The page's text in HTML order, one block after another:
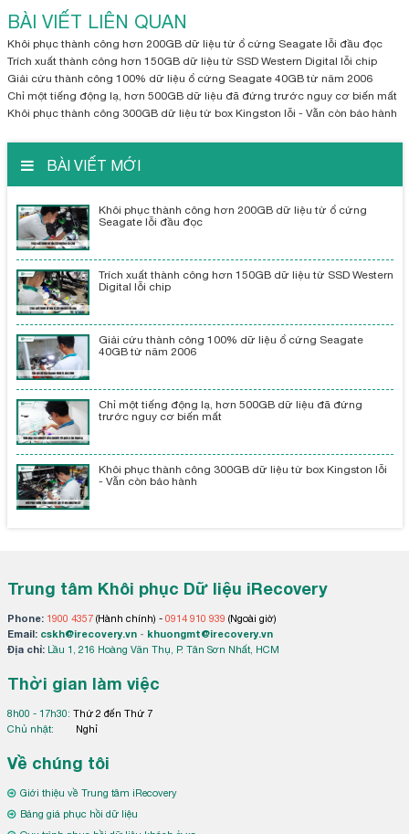
BÀI VIẾT LIÊN QUAN
Khôi phục thành công hơn 200GB dữ liệu từ ổ cứng Seagate lỗi đầu đọc
Trích xuất thành công hơn 150GB dữ liệu từ SSD Western Digital lỗi chip
Giải cứu thành công 100% dữ liệu ổ cứng Seagate 40GB từ năm 2006
Chỉ một tiếng động lạ, hơn 500GB dữ liệu đã đứng trước nguy cơ biến mất
Khôi phục thành công 300GB dữ liệu từ box Kingston lỗi - Vẫn còn bảo hành
BÀI VIẾT MỚI
Khôi phục thành công hơn 200GB dữ liệu từ ổ cứng
Seagate lỗi đầu đọc
Trích xuất thành công hơn 150GB dữ liệu từ SSD Western
Digital lỗi chip
Giải cứu thành công 100% dữ liệu ổ cứng Seagate
40GB từ năm 2006
Chỉ một tiếng động lạ, hơn 500GB dữ liệu đã đứng
trước nguy cơ biến mất
Khôi phục thành công 300GB dữ liệu từ box Kingston lỗi
- Vẫn còn bảo hành
Trung tâm Khôi phục Dữ liệu iRecovery
Phone: 1900 4357(Hành chính) - 0914 910 939 (Ngoài giờ)
Email: cskh@irecovery.vn- khuongmt@irecovery.vn
Địa chỉ: Lầu 1, 216 Hoàng Văn Thụ, P. Tân Sơn Nhất, HCM
Thời gian làm việc
8h00 - 17h30: Thứ 2 đến Thứ 7
Chủ nhật:
Nghỉ
Về chúng tôi
Giới thiệu về Trung tâm iRecovery
Bảng giá phục hồi dữ liệu